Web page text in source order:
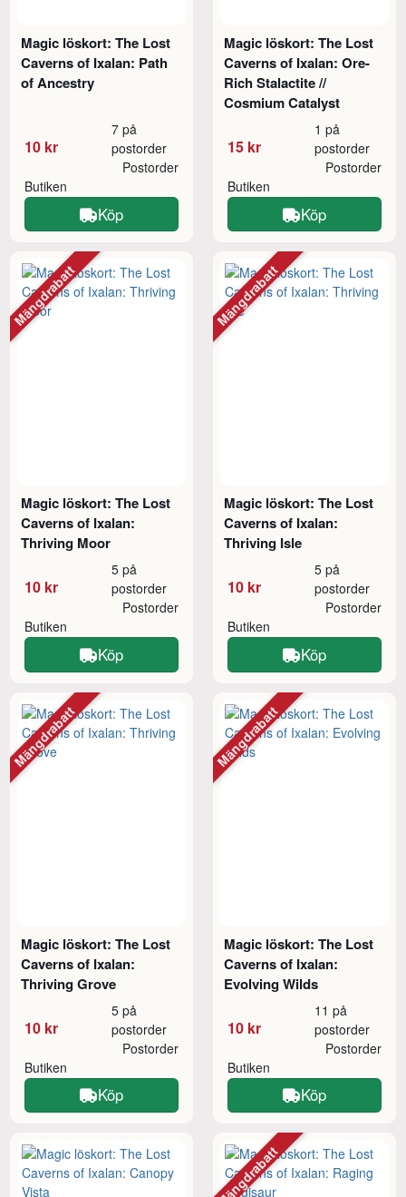
Magic löskort: The Lost
Caverns of Ixalan: Path
of Ancestry
10 kr
7 på
postorder
Butiken
Postorder
Köp
Magic löskort: The Lost
Caverns of Ixalan: Ore-
Rich Stalactite //
Cosmium Catalyst
15 kr
1 på
postorder
Butiken
Postorder
Köp
Magic löskort: The Lost
Caverns of Ixalan:
Thriving Moor
10 kr
5 på
postorder
Butiken
Postorder
Köp
Mängdrabatt
Magic löskort: The Lost
Caverns of Ixalan:
Thriving Isle
10 kr
5 på
postorder
Butiken
Postorder
Köp
Mängdrabatt
Magic löskort: The Lost
Caverns of Ixalan:
Thriving Grove
10 kr
5 på
postorder
Butiken
Postorder
Köp
Mängdrabatt
Magic löskort: The Lost
Caverns of Ixalan:
Evolving Wilds
10 kr
11 på
postorder
Butiken
Postorder
Köp
Mängdrabatt
Mängdrabatt